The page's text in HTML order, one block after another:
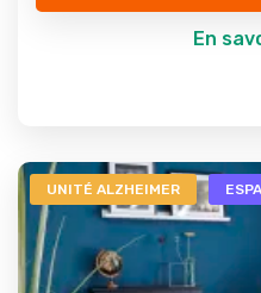
En
UNITÉ ALZHEIMER